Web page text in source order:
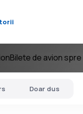
Bilete de avion spre
Doar dus